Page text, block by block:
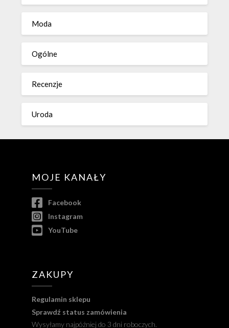
Moda
Ogólne
Recenzje
Uroda
MOJE KANAŁY
Facebook
Instagram
YouTube
ZAKUPY
Regulamin sklepu
Sprawdź status zamówienia
Wysyłamy najpóźniej do 3 dni roboczych.